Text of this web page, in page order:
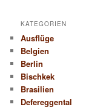
KATEGORIEN
Ausflüge
Belgien
Berlin
Bischkek
Brasilien
Defereggental